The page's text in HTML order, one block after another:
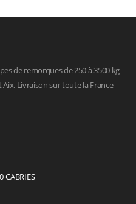
de remorques de 250 à 3500 kg
Livraison sur toute la France